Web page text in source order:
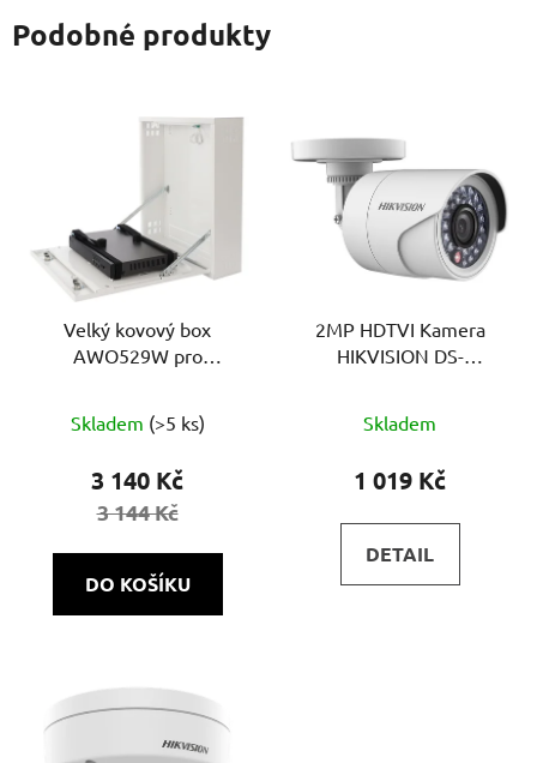
Podobné produkty
Velký kovový box
AWO529W pro
Skladem (>5 ks)
3 140 Kč
3 144 Kč
DO KOŠÍKU
2MP HDTVI Kamera
HIKVISION DS-
Skladem
1 019 Kč
DETAIL